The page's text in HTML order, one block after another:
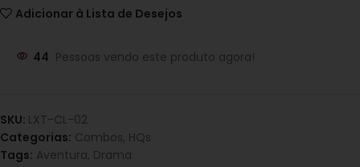
Adicionar à Lista de Desejos
44 Pessoas vendo este produto agora!
SKU: LXT-CL-02
Categorias: Combos, HQs
Tags: Aventura, Drama